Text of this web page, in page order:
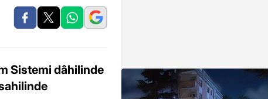
Sistemi dâhilinde